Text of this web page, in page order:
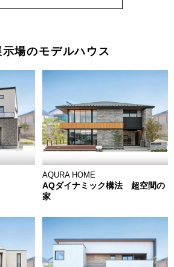
示場のモデルハウス
AQURA HOME
AQダイナミック構法 超空間の
家